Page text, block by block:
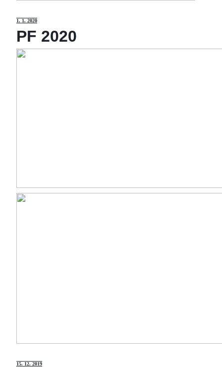
1. 1. 2020
PF 2020
15. 12. 2019